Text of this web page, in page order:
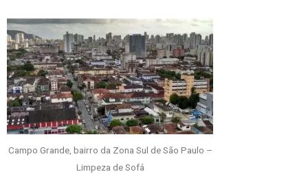
Campo Grande, bairro da Zona Sul de São Paulo –
Limpeza de Sofá